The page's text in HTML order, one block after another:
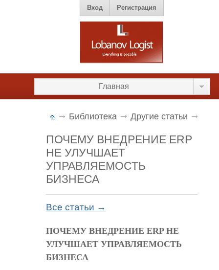
Вход Регистрация
Главная
Библиотека Другие статьи
ПОЧЕМУ ВНЕДРЕНИЕ ERP
НЕ УЛУЧШАЕТ
УПРАВЛЯЕМОСТЬ
БИЗНЕСА
Все статьи →
ПОЧЕМУ ВНЕДРЕНИЕ ERP НЕ
УЛУЧШАЕТ УПРАВЛЯЕМОСТЬ
БИЗНЕСА